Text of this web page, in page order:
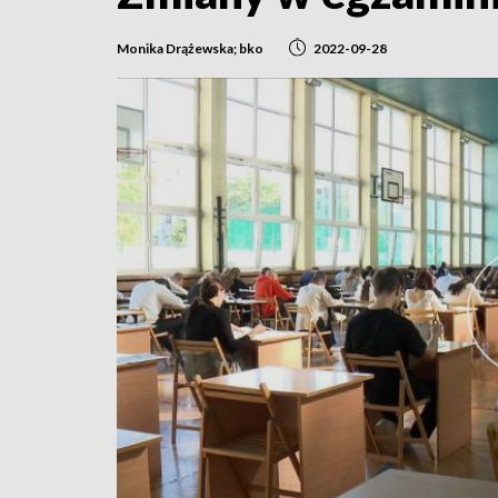
Monika Drążewska; bko 2022-09-28